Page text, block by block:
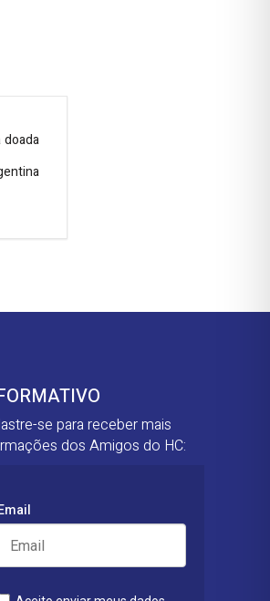
doada
se para receber mais
dos Amigos do HC:
Email